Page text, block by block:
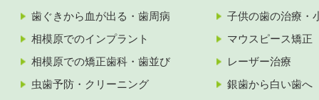
歯ぐきから血が出る・歯周病
子供の歯の治療・
相模原でのインプラント
マウスピース矯正
相模原での矯正歯科・歯並び
レーザー治療
虫歯予防・クリーニング
銀歯から白い歯へ